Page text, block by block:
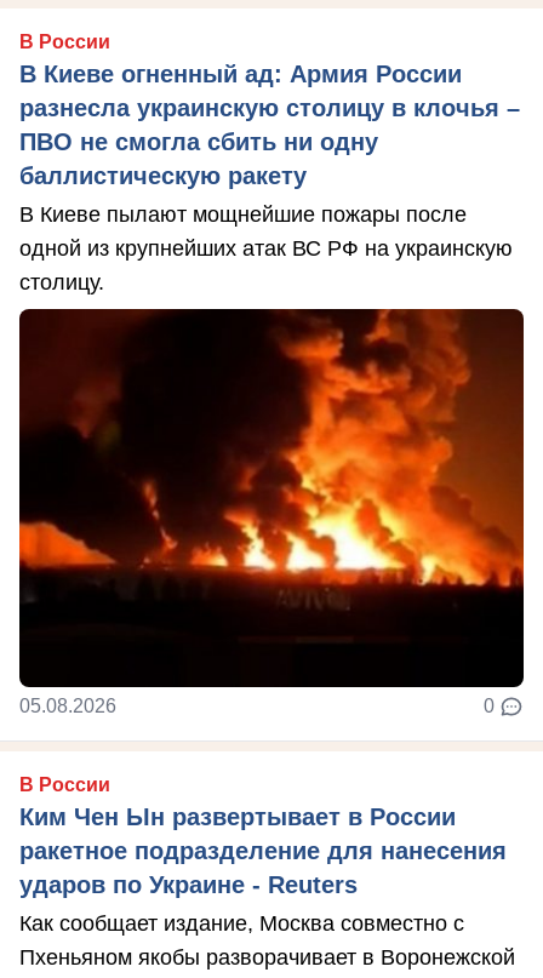
В России
В Киеве огненный ад: Армия России
разнесла украинскую столицу в клочья –
ПВО не смогла сбить ни одну
баллистическую ракету
В Киеве пылают мощнейшие пожары после
одной из крупнейших атак ВС РФ на украинскую
столицу.
05.08.2026 0
В России
Ким Чен Ын развертывает в России
ракетное подразделение для нанесения
ударов по Украине - Reuters
Как сообщает издание, Москва совместно с
Пхеньяном якобы разворачивает в Воронежской